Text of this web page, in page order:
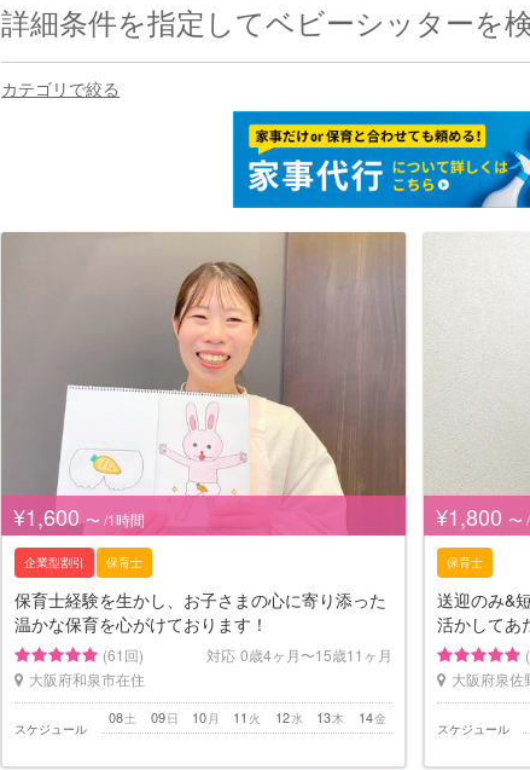
詳細条件を指定してベビーシッターを
カテゴリで絞る
¥1,600 〜 /1時間
企業型割引 保育士
保育士経験を生かし、お子さまの心に寄り添った
温かな保育を心がけております！
(61回) 対応 0歳4ヶ月〜15歳11ヶ月
大阪府和泉市在住
スケジュール
土
08 日
09 月
10 火
11 水
12 木
13 金
14
¥1,800 〜
保育士
送迎のみ&
活かしてあ
大阪府泉佐
スケジュール